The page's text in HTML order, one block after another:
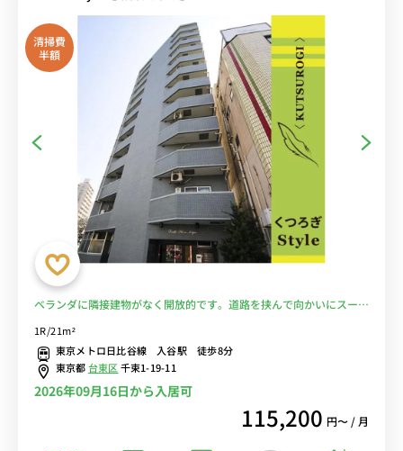
清掃費
半額
ベランダに隣接建物がなく開放的です。道路を挟んで向かいにスーパ
1R/21m²
東京メトロ日比谷線 入谷駅 徒歩8分
東京都台東区千束1-19-11
2026年09月16日から入居可
115,200 円〜 / 月